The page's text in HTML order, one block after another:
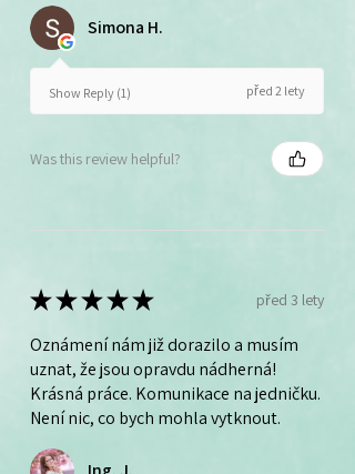
Simona H.
Show Reply (1) před 2 lety
Was this review helpful?
★★★★★ před 3 lety
Oznámení nám již dorazilo a musím
uznat, že jsou opravdu nádherná!
Krásná práce. Komunikace na jedničku.
Není nic, co bych mohla vytknout.